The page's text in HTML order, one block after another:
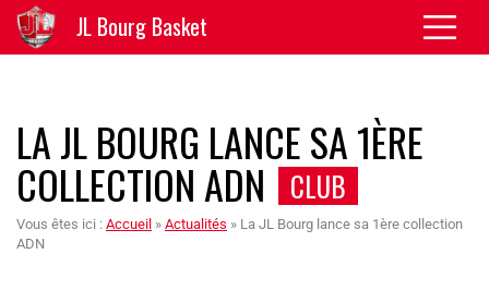
JL Bourg Basket
LA JL BOURG LANCE SA 1ÈRE
COLLECTION ADN CLUB
Vous êtes ici : Accueil » Actualités » La JL Bourg lance sa 1ère collection
ADN